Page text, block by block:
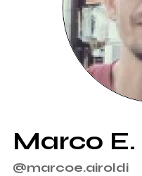
Marco
@marcoe.airoldi